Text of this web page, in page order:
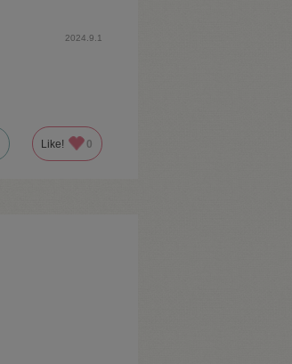
2024.9.1
Like! 0